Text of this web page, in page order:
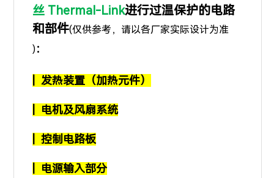
丝 Thermal-Link进行过温保护的电路
和部件(仅供参考，请以各厂家实际设计为准
)：
| 发热装置（加热元件）
电机及风扇系统
|控制电路板
电源输入部分